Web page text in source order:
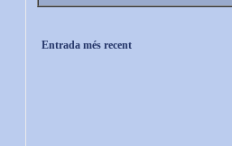
Entrada més recent